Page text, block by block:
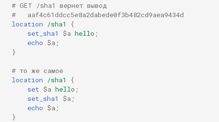
logger-socket
lrucache
macaroons
mail
maxminddb
# GET /sha1 вернет вывод
#   aaf4c61ddcc5e8a2dabede0f3b482cd9aea9434d
location
/sha1
{
set_sha1
$a hello ;
echo $a ;
}
# то же самое
location
/sha1
{
set $a hello ;
set_sha1
$a ;
echo $a ;
}